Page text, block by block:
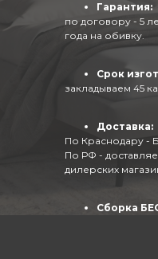
Гарантия:
по договору - 5
года на обивку.
Срок
закладываем 45
Доставка:
По Краснодару -
По РФ -
дилерских
Сборка